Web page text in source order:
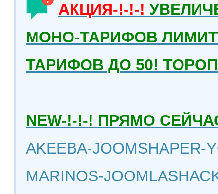
АКЦИЯ-!-!-!
МОНО-ТАРИФОВ
ТАРИФОВ ДО 50!
NEW-!-!-! ПРЯМО
AKEEBA-JOOMSHAPER-
MARINOS-